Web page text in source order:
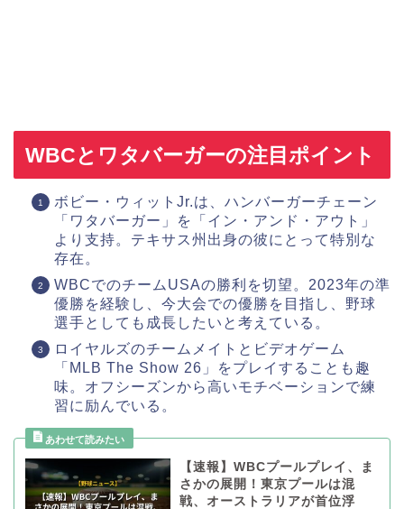
WBCとワタバーガーの注目ポイント
ボビー・ウィットJr.は、ハンバーガーチェーン
「ワタバーガー」を「イン・アンド・アウト」
より支持。テキサス州出身の彼にとって特別な
存在。
WBCでのチームUSAの勝利を切望。2023年の準
優勝を経験し、今大会での優勝を目指し、野球
選手としても成長したいと考えている。
ロイヤルズのチームメイトとビデオゲーム
「MLB The Show 26」をプレイすることも趣
味。オフシーズンから高いモチベーションで練
習に励んでいる。
【速報】WBCプールプレイ、ま
さかの展開！東京プールは混
戦、オーストラリアが首位浮